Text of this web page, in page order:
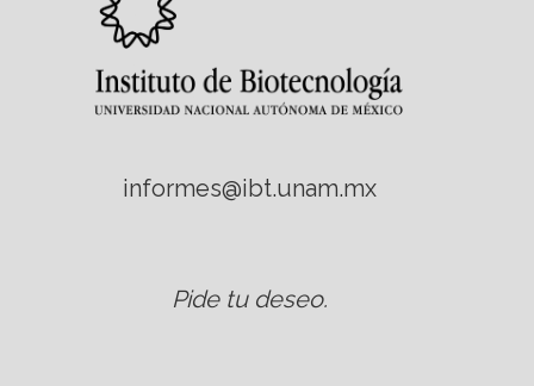
informes@ibt.unam.mx
Pide tu deseo.